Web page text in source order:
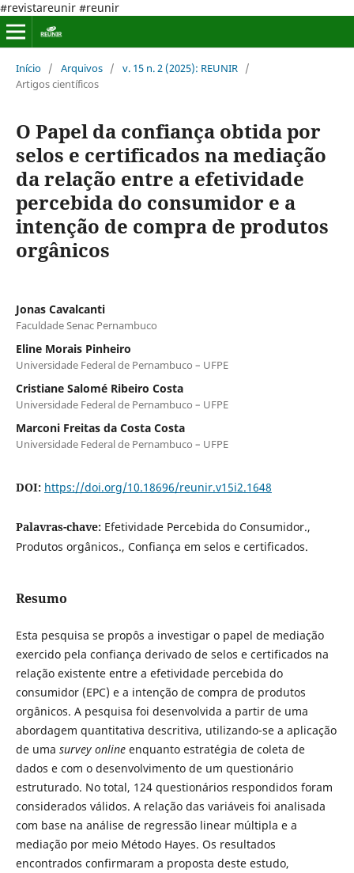
#revistareunir #reunir
Início / Arquivos / v. 15 n. 2 (2025): REUNIR /
Artigos científicos
O Papel da confiança obtida por
selos e certificados na mediação
da relação entre a efetividade
percebida do consumidor e a
intenção de compra de produtos
orgânicos
Jonas Cavalcanti
Faculdade Senac Pernambuco
Eline Morais Pinheiro
Universidade Federal de Pernambuco – UFPE
Cristiane Salomé Ribeiro Costa
Universidade Federal de Pernambuco – UFPE
Marconi Freitas da Costa Costa
Universidade Federal de Pernambuco – UFPE
DOI: https://doi.org/10.18696/reunir.v15i2.1648
Palavras-chave: Efetividade Percebida do Consumidor.,
Produtos orgânicos., Confiança em selos e certificados.
Resumo
Esta pesquisa se propôs a investigar o papel de mediação
exercido pela confiança derivado de selos e certificados na
relação existente entre a efetividade percebida do
consumidor (EPC) e a intenção de compra de produtos
orgânicos. A pesquisa foi desenvolvida a partir de uma
abordagem quantitativa descritiva, utilizando-se a aplicação
de uma survey onlineenquanto estratégia de coleta de
dados e com o desenvolvimento de um questionário
estruturado. No total, 124 questionários respondidos foram
considerados válidos. A relação das variáveis foi analisada
com base na análise de regressão linear múltipla e a
mediação por meio Método Hayes. Os resultados
encontrados confirmaram a proposta deste estudo,